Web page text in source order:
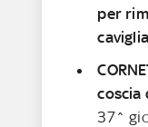
per
caviglia
coscia
37^